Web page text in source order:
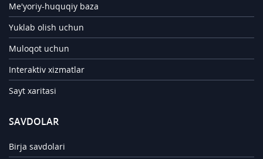
Me'yoriy-huquqiy baza
Yuklab olish uchun
Muloqot uchun
Interaktiv xizmatlar
Sayt xaritasi
SAVDOLAR
Birja savdolari